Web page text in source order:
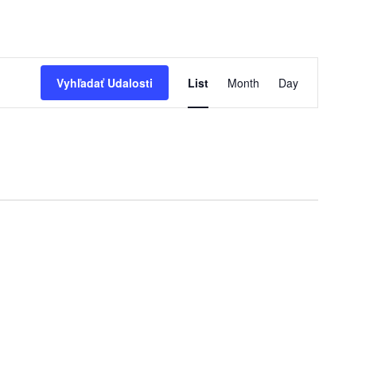
Vyhľadať Udalosti
Udalosť
Navigácie
List Month Day